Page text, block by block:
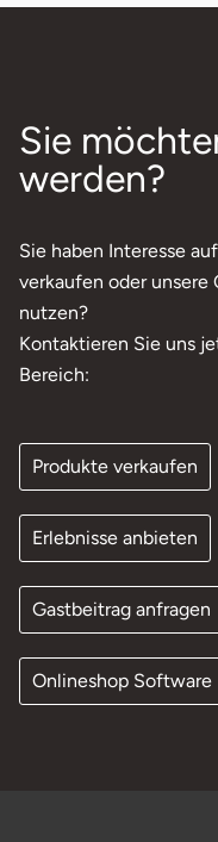
Sie
werden?
Sie haben Interesse
verkaufen oder
nutzen?
Kontaktieren Sie uns
Bereich:
Produkte verkaufen
Erlebnisse anbieten
Gastbeitrag anfragen
Onlineshop Software